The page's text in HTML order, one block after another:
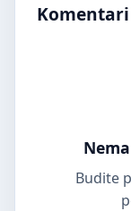
Budite